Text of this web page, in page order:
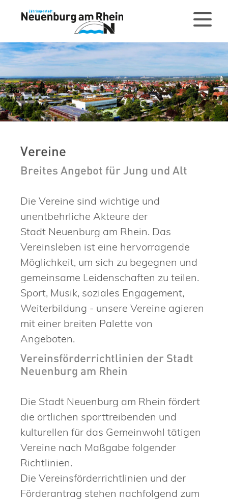
Vereine
Breites Angebot für Jung und Alt
Die Vereine sind wichtige und
unentbehrliche Akteure der
Stadt Neuenburg am Rhein. Das
Vereinsleben ist eine hervorragende
Möglichkeit, um sich zu begegnen und
gemeinsame Leidenschaften zu teilen.
Sport, Musik, soziales Engagement,
Weiterbildung - unsere Vereine agieren
mit einer breiten Palette von
Angeboten.
Vereinsförderrichtlinien der Stadt
Neuenburg am Rhein
Die Stadt Neuenburg am Rhein fördert
die örtlichen sporttreibenden und
kulturellen für das Gemeinwohl tätigen
Vereine nach Maßgabe folgender
Richtlinien.
Die Vereinsförderrichtlinien und der
Förderantrag stehen nachfolgend zum